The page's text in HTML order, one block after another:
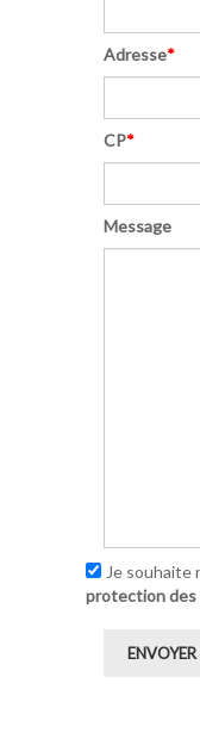
Adresse*
CP*
Message
Je souhaite
protection des
ENVOYER